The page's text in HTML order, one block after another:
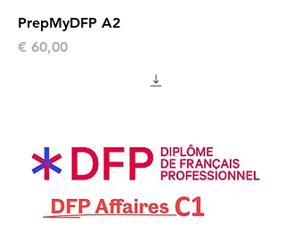
PrepMyDFP A2
Prijs
€ 60,00